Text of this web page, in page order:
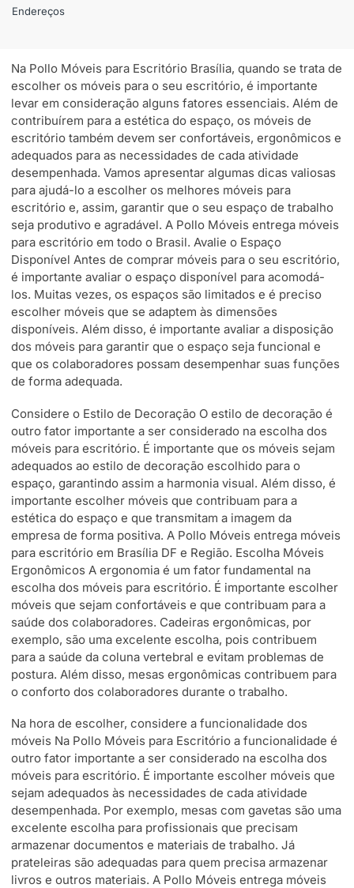
Endereços
Na Pollo Móveis para Escritório Brasília, quando se trata de
escolher os móveis para o seu escritório, é importante
levar em consideração alguns fatores essenciais. Além de
contribuírem para a estética do espaço, os móveis de
escritório também devem ser confortáveis, ergonômicos e
adequados para as necessidades de cada atividade
desempenhada. Vamos apresentar algumas dicas valiosas
para ajudá-lo a escolher os melhores móveis para
escritório e, assim, garantir que o seu espaço de trabalho
seja produtivo e agradável. A Pollo Móveis entrega móveis
para escritório em todo o Brasil. Avalie o Espaço
Disponível Antes de comprar móveis para o seu escritório,
é importante avaliar o espaço disponível para acomodá-
los. Muitas vezes, os espaços são limitados e é preciso
escolher móveis que se adaptem às dimensões
disponíveis. Além disso, é importante avaliar a disposição
dos móveis para garantir que o espaço seja funcional e
que os colaboradores possam desempenhar suas funções
de forma adequada.
Considere o Estilo de Decoração O estilo de decoração é
outro fator importante a ser considerado na escolha dos
móveis para escritório. É importante que os móveis sejam
adequados ao estilo de decoração escolhido para o
espaço, garantindo assim a harmonia visual. Além disso, é
importante escolher móveis que contribuam para a
estética do espaço e que transmitam a imagem da
empresa de forma positiva. A Pollo Móveis entrega móveis
para escritório em Brasília DF e Região. Escolha Móveis
Ergonômicos A ergonomia é um fator fundamental na
escolha dos móveis para escritório. É importante escolher
móveis que sejam confortáveis e que contribuam para a
saúde dos colaboradores. Cadeiras ergonômicas, por
exemplo, são uma excelente escolha, pois contribuem
para a saúde da coluna vertebral e evitam problemas de
postura. Além disso, mesas ergonômicas contribuem para
o conforto dos colaboradores durante o trabalho.
Na hora de escolher, considere a funcionalidade dos
móveis Na Pollo Móveis para Escritório a funcionalidade é
outro fator importante a ser considerado na escolha dos
móveis para escritório. É importante escolher móveis que
sejam adequados às necessidades de cada atividade
desempenhada. Por exemplo, mesas com gavetas são uma
excelente escolha para profissionais que precisam
armazenar documentos e materiais de trabalho. Já
prateleiras são adequadas para quem precisa armazenar
livros e outros materiais. A Pollo Móveis entrega móveis